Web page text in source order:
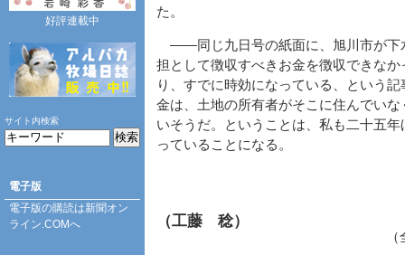
た。
――同じ九日号の紙面に、旭川市が下
担として徴収すべきお金を徴収できな
り、すでに時効になっている、という
金は、土地の所有者がそこに住んでい
いそうだ。ということは、私も二十五
っていることになる。
（工藤 稔）
好評連載中
サイト内検索
電子版
電子版の購読は新聞オン
ライン.COMへ